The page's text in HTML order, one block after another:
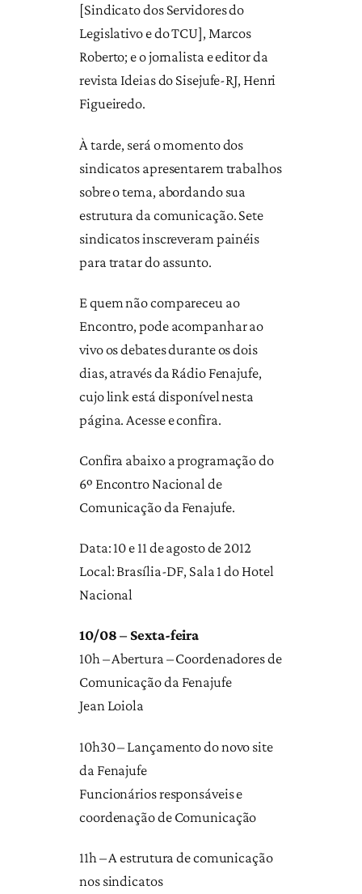
[Sindicato dos Servidores do
Legislativo e do TCU], Marcos
Roberto; e o jornalista e editor da
revista Ideias do Sisejufe-RJ, Henri
Figueiredo.
À tarde, será o momento dos
sindicatos apresentarem trabalhos
sobre o tema, abordando sua
estrutura da comunicação. Sete
sindicatos inscreveram painéis
para tratar do assunto.
E quem não compareceu ao
Encontro, pode acompanhar ao
vivo os debates durante os dois
dias, através da Rádio Fenajufe,
cujo link está disponível nesta
página. Acesse e confira.
Confira abaixo a programação do
6º Encontro Nacional de
Comunicação da Fenajufe.
Data: 10 e 11 de agosto de 2012
Local: Brasília-DF, Sala 1 do Hotel
Nacional
10/08 – Sexta-feira
10h – Abertura – Coordenadores de
Comunicação da Fenajufe
Jean Loiola
10h30 – Lançamento do novo site
da Fenajufe
Funcionários responsáveis e
coordenação de Comunicação
11h – A estrutura de comunicação
nos sindicatos